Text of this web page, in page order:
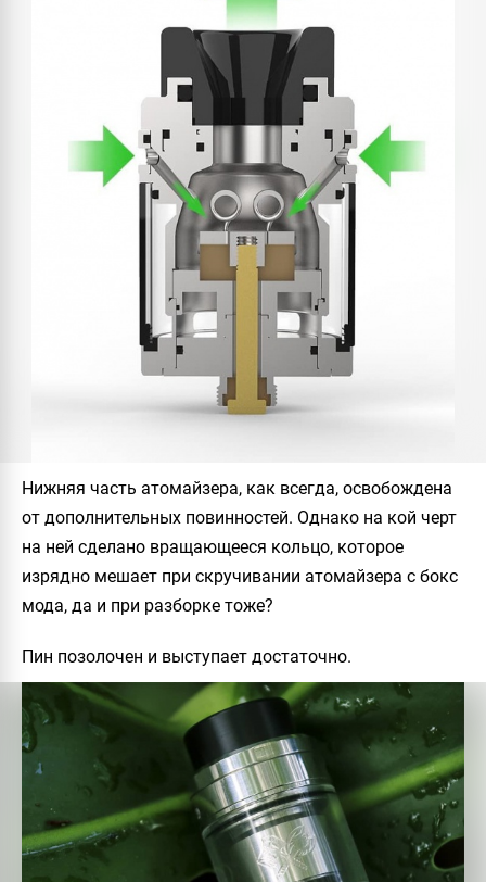
Нижняя часть атомайзера, как всегда, освобождена
от дополнительных повинностей. Однако на кой черт
на ней сделано вращающееся кольцо, которое
изрядно мешает при скручивании атомайзера с бокс
мода, да и при разборке тоже?
Пин позолочен и выступает достаточно.